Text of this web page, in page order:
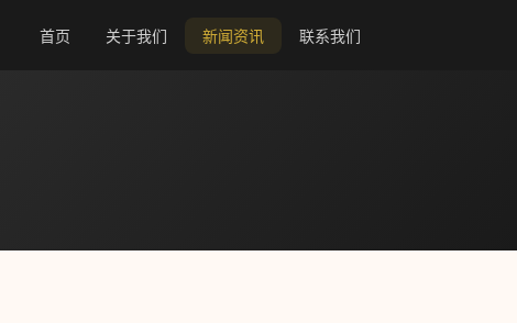
首页 关于我们 新闻资讯 联系我们